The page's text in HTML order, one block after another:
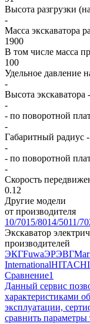
Высота разгрузки
-
Масса экскаватора
1900
В том числе масса
100
Удельное давление
-
Высота
-
- по поворотной
-
Габаритный радиус
-
- по поворотной
-
Скорость
0.12
Другие модели
от производителя
10/7015/8014/5011/70
Экскаватор
производителей
ЭКГFuwaЭРЭВГ
InternationalHITACHI
Сравнение1
Данный сервис
характеристиками
эксплуатации,
сравнить